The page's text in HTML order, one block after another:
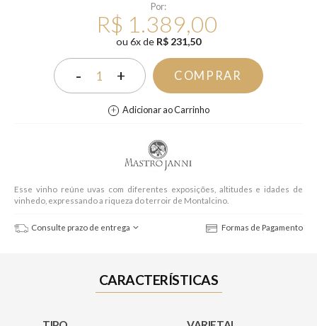
Por:
R$ 1.389,00
ou 6xde R$ 231,50
- 1 + COMPRAR
Adicionar ao Carrinho
Esse vinho reúne uvas com diferentes exposições, altitudes e idades de
vinhedo, expressando a riqueza do terroir de Montalcino.
Consulte prazo de entrega Formas de Pagamento
CARACTERÍSTICAS